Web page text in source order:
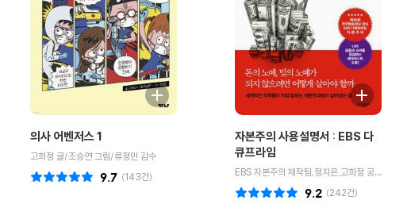
의사 어벤저스 1
고희정 글/조승연 그림/류정민 감수
(143건)
9.7
자본주의 사용설명서 : EBS 다
큐프라임
EBS 자본주의 제작팀,정지은,고희정 공저/EBS MEDIA 기획
(242건)
9.2